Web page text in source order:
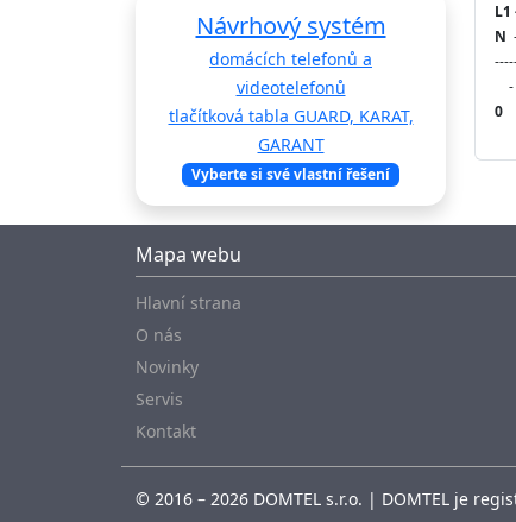
Návrhový systém
domácích telefonů a
videotelefonů
tlačítková tabla GUARD, KARAT,
GARANT
Vyberte si své vlastní řešení
L1
N
-
0
Mapa webu
Hlavní strana
O nás
Novinky
Servis
Kontakt
© 2016 – 2026 DOMTEL s.r.o. | DOMTEL je